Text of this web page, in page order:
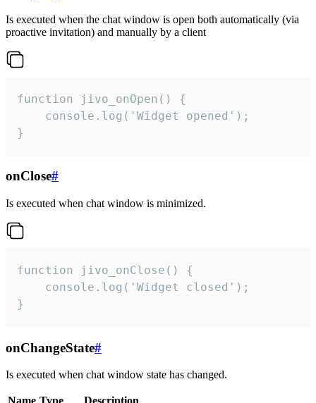
Is executed when the chat window is open both automatically (via
proactive invitation) and manually by a client
function jivo_onOpen() {
    console.log('Widget opened');
}
onClose#
Is executed when chat window is minimized.
function jivo_onClose() {
    console.log('Widget closed');
}
onChangeState#
Is executed when chat window state has changed.